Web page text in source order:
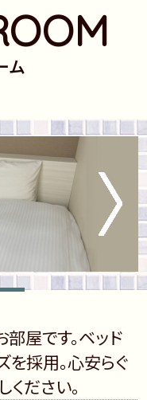
ム
屋です。ベッド
を採用。心安らぐ
ださい。